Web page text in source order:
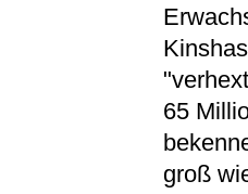
65
groß